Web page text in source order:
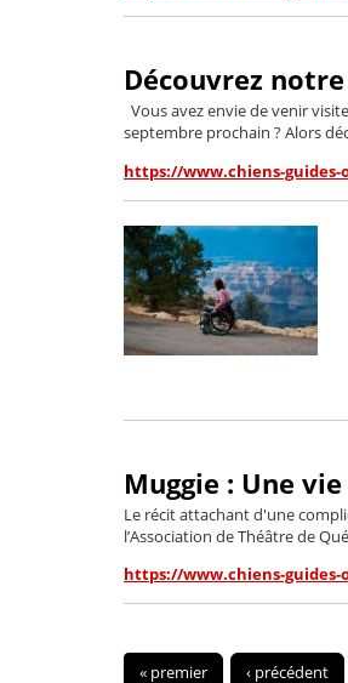
Découvrez
Vous avez envie de venir
septembre prochain ? Alors
https://www.chiens-
Muggie : Une
Le récit attachant d'une
l’Association de Théâtre de
https://www.chiens-
« premier ‹ précédent